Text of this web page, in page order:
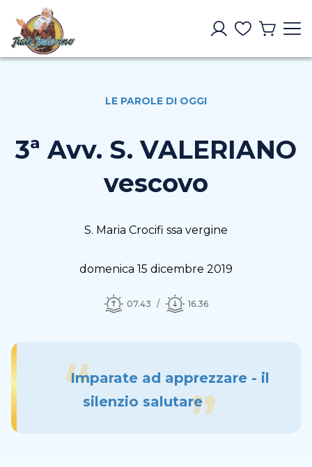
LE PAROLE DI OGGI
3ª Avv. S. VALERIANO
vescovo
S. Maria Crocifi ssa vergine
domenica 15 dicembre 2019
07.43 16.36
Imparate ad apprezzare - il
silenzio salutare